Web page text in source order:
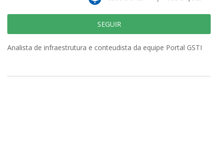
SEGUIR
Analista de infraestrutura e conteudista da equipe Portal GSTI